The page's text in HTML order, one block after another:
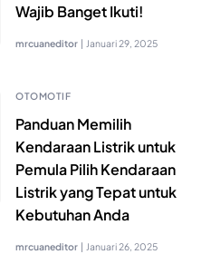
Wajib Banget Ikuti!
mrcuaneditor | Januari 29, 2025
OTOMOTIF
Panduan Memilih
Kendaraan Listrik untuk
Pemula Pilih Kendaraan
Listrik yang Tepat untuk
Kebutuhan Anda
mrcuaneditor | Januari 26, 2025